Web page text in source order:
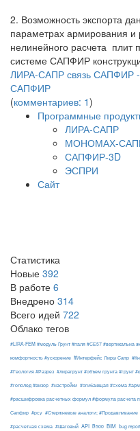
2. Возможность экспорта
параметрах армирования
нелинейного расчета плит
системе САПФИР
ЛИРА-САПР связь САПФИР
САПФИР
(комментариев: 1)
Программные
ЛИРА-САПР
МОНОМАХ-
САПФИР-3D
ЭСПРИ
Сайт
Статистика
Новые 392
В работе 6
Внедрено 314
Всего идей 722
Облако тегов
#LIRA-FEM #модуль Ґрунт #паля #СЕ57 #вертикальна
комфортность #ускорение #Интерфейс Лиры Сапр
#Геология #Разрез #лирагрунт #объем грунта #грунт
#гололед #визор #настройки #огибающая #схема
#расшифровка расчетных формул #формула расчета
Сапфир #рсу #Стержневые аналоги; #Продавливание
#расчетная схема #Шаговый API B500 BIM bug report